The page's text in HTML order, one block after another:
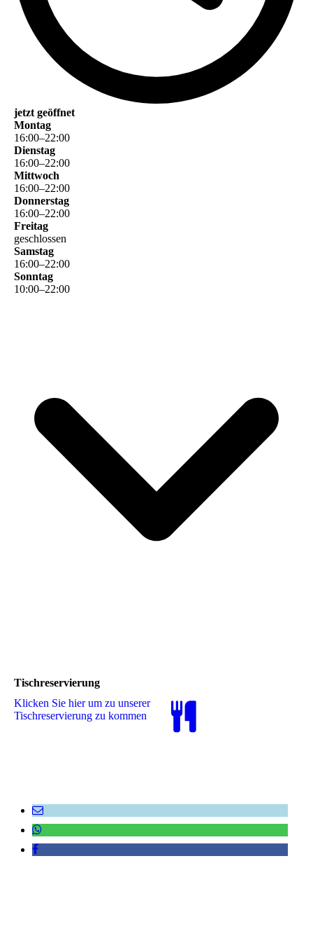
jetzt geöffnet
Montag
16:00–22:00
Dienstag
16:00–22:00
Mittwoch
16:00–22:00
Donnerstag
16:00–22:00
Freitag
geschlossen
Samstag
16:00–22:00
Sonntag
10:00–22:00
Tischreservierung
Klicken Sie hier um zu unserer
Tisch­re­ser­vie­rung zu kommen